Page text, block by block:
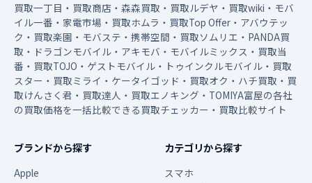
買取一丁目・買取商店・森森買取・買取ルデヤ・買取wiki・モバ
イル一番・家電市場・買取ホムラ・買取Top Offer・アバウテッ
ク・買取楽園・モバステ・携帯空間・買取ソムリエ・PANDA買
取・ドラゴンモバイル・アキモバ・モバイルミックス・買取当
番・買取TOJO・ゲストモバイル・トゥインクルモバイル・買取
スター・買取ミライ・ケータイゴッド・買取オク・ハチ買取・買
取けんさく君・買取達人・買取エノキング・TOMIYA富屋の各社
の買取価格を一括比較できる買取チェッカー・買取比較サイト
ブランドから探す
Apple
カテゴリから探す
スマホ